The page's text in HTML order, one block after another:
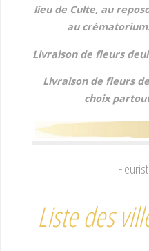
lieu de Culte, au
au
Livraison de fleurs
Livraison de fleurs
choix
Liste des